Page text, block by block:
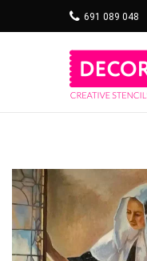
691 089 048
KOBIETA Z